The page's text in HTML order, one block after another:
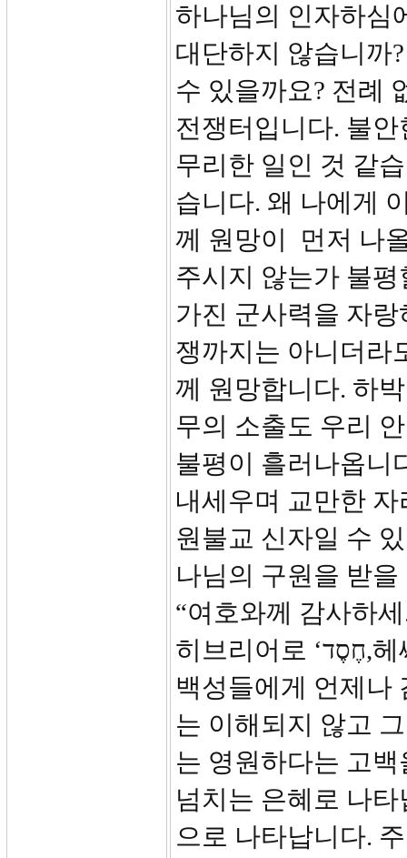
하나님의 인자하심
대단하지 않습니까
수 있을까요? 전례
전쟁터입니다. 불
무리한 일인 것 같
습니다. 왜 나에게
께 원망이 먼저 나
주시지 않는가 불
가진 군사력을 자
쟁까지는 아니더라
께 원망합니다. 하
무의 소출도 우리
불평이 흘러나옵니
내세우며 교만한
원불교 신자일 수
나님의 구원을 받
“여호와께 감사하
히브리어로 ‘חֶסֶד,헤쎄드’입니다. 하나님의 인자하심이 택한
백성들에게 언제나
는 이해되지 않고
는 영원하다는 고
넘치는 은혜로 나
으로 나타납니다.